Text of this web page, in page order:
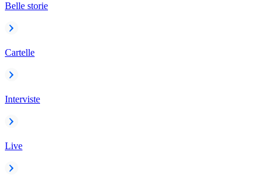
Belle storie
Cartelle
Interviste
Live